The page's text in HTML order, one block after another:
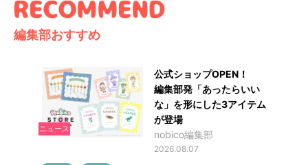
編集部おすすめ
ニュース
公式ショップOPEN！
編集部発「あったらいい
な」を形にした3アイテム
が登場
nobico編集部
2026.08.07